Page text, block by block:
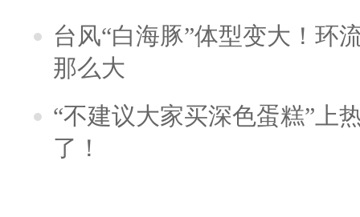
台风“白海豚”体型变大！环
那么大
“不建议大家买深色蛋糕”上
了！